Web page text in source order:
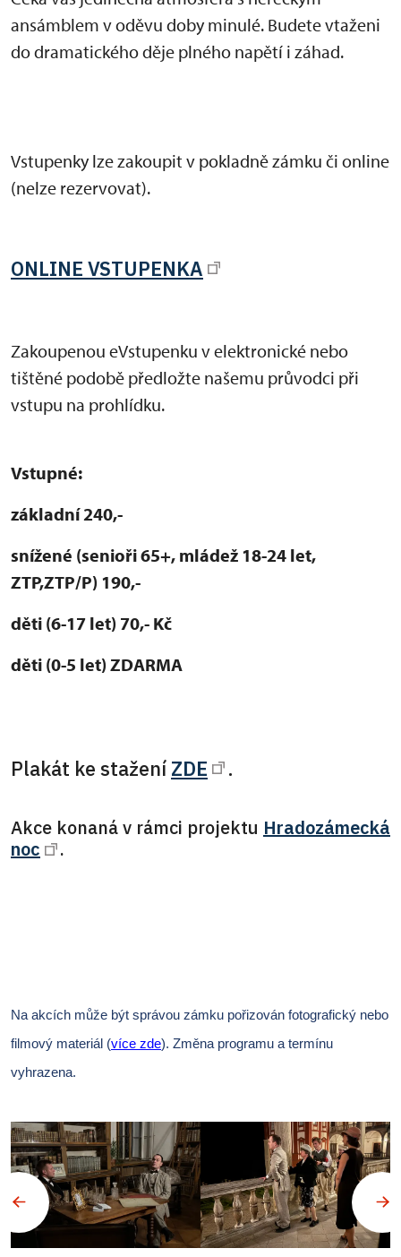
ansámblem v oděvu doby minulé. Budete vtaženi
do dramatického děje plného napětí i záhad.
Vstupenky lze zakoupit v pokladně zámku či online
(nelze rezervovat).
ONLINE VSTUPENKA
Zakoupenou eVstupenku v elektronické nebo
tištěné podobě předložte našemu průvodci při
vstupu na prohlídku.
Vstupné:
základní 240,-
snížené (senioři 65+, mládež 18-24 let,
ZTP,ZTP/P) 190,-
děti (6-17 let) 70,- Kč
děti (0-5 let) ZDARMA
Plakát ke stažení ZDE .
Akce konaná v rámci projektu Hradozámecká
noc
.
Na akcích může být správou zámku pořizován fotografický nebo
filmový materiál (více zde). Změna programu a termínu
vyhrazena.